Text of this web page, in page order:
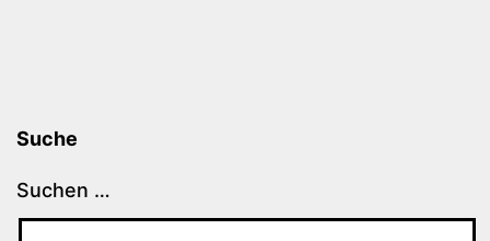
Suche
Suchen …